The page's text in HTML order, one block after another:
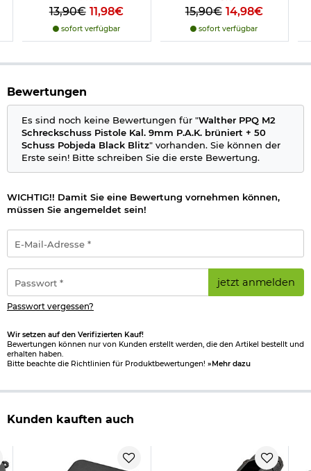
Farbe: schwarz
22mm Schiene
Magazinkapazität: 15 Schuss
Gesamtlänge ca. 180 mm
Gewicht ca. 625 g
Marke: Walther
Details zu Pobjeda Black Blitz Knallpatronen 9mm P.A.K.:
Kaliber: 9mm P.A.K.
schwarze Hülse
Marke: Pobjeda
Wichtige waffenrechtliche Informationen: Artikel frei ab 18
Jahren - Dieser Artikel kann nur versendet werden, wenn Sie
Infos anklicken)
Umgang mit Gas- und Signalwaffen.
13,90€ 11,98€
sofort verfügbar
15,90€ 14,98€
sofort verfügbar
Bewertungen
Es sind noch keine Bewertungen für "Walther PPQ M2
Schreckschuss Pistole Kal. 9mm P.A.K. brüniert + 50
Schuss Pobjeda Black Blitz" vorhanden. Sie können der
Erste sein! Bitte schreiben Sie die erste Bewertung.
WICHTIG!! Damit Sie eine Bewertung vornehmen können,
müssen Sie angemeldet sein!
Mail-
Adresse
*
jetzt anmelden
Passwort vergessen?
Wir setzen auf den Verifizierten Kauf!
Bewertungen können nur von Kunden erstellt werden, die den Artikel bestellt und
erhalten haben.
Bitte beachte die Richtlinien für Produktbewertungen! »Mehr dazu
Kunden kauften auch